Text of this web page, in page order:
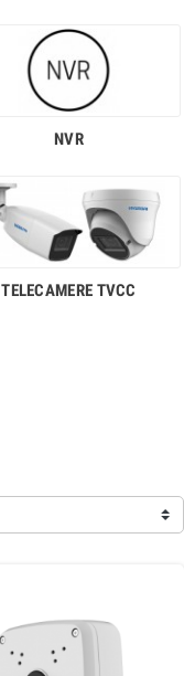
NVR
TELECAMERE TVCC